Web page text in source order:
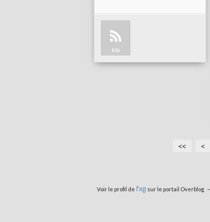
RSS
<< <
Voir le profil de fxgsur le portail Overblog